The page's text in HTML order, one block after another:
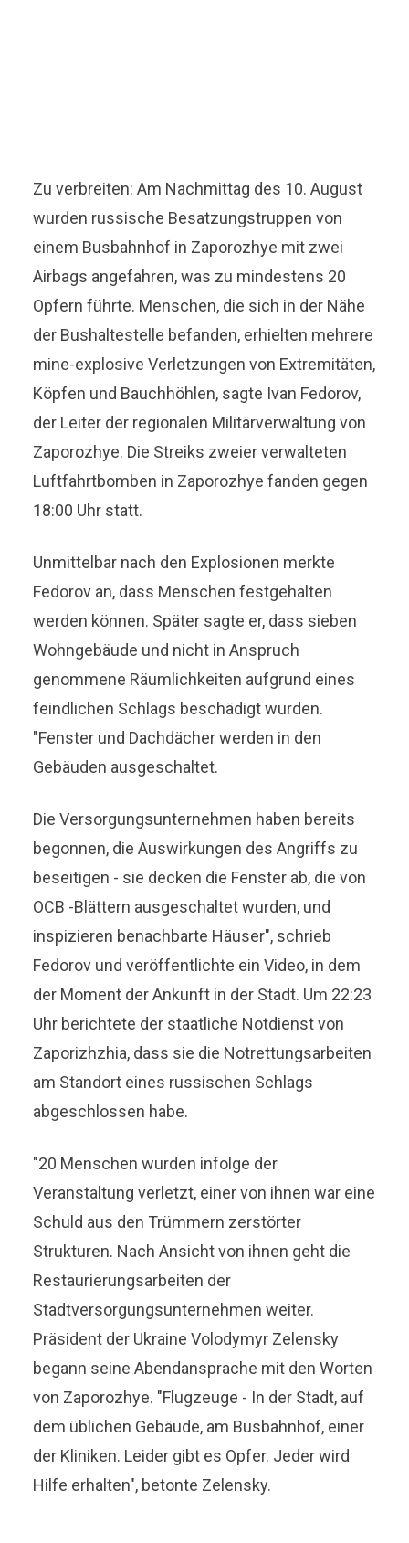
Zu verbreiten: Am Nachmittag des 10. August
wurden russische Besatzungstruppen von
einem Busbahnhof in Zaporozhye mit zwei
Airbags angefahren, was zu mindestens 20
Opfern führte. Menschen, die sich in der Nähe
der Bushaltestelle befanden, erhielten mehrere
mine-explosive Verletzungen von Extremitäten,
Köpfen und Bauchhöhlen, sagte Ivan Fedorov,
der Leiter der regionalen Militärverwaltung von
Zaporozhye. Die Streiks zweier verwalteten
Luftfahrtbomben in Zaporozhye fanden gegen
18:00 Uhr statt.
Unmittelbar nach den Explosionen merkte
Fedorov an, dass Menschen festgehalten
werden können. Später sagte er, dass sieben
Wohngebäude und nicht in Anspruch
genommene Räumlichkeiten aufgrund eines
feindlichen Schlags beschädigt wurden.
"Fenster und Dachdächer werden in den
Gebäuden ausgeschaltet.
Die Versorgungsunternehmen haben bereits
begonnen, die Auswirkungen des Angriffs zu
beseitigen - sie decken die Fenster ab, die von
OCB -Blättern ausgeschaltet wurden, und
inspizieren benachbarte Häuser", schrieb
Fedorov und veröffentlichte ein Video, in dem
der Moment der Ankunft in der Stadt. Um 22:23
Uhr berichtete der staatliche Notdienst von
Zaporizhzhia, dass sie die Notrettungsarbeiten
am Standort eines russischen Schlags
abgeschlossen habe.
"20 Menschen wurden infolge der
Veranstaltung verletzt, einer von ihnen war eine
Schuld aus den Trümmern zerstörter
Strukturen. Nach Ansicht von ihnen geht die
Restaurierungsarbeiten der
Stadtversorgungsunternehmen weiter.
Präsident der Ukraine Volodymyr Zelensky
begann seine Abendansprache mit den Worten
von Zaporozhye. "Flugzeuge - In der Stadt, auf
dem üblichen Gebäude, am Busbahnhof, einer
der Kliniken. Leider gibt es Opfer. Jeder wird
Hilfe erhalten", betonte Zelensky.